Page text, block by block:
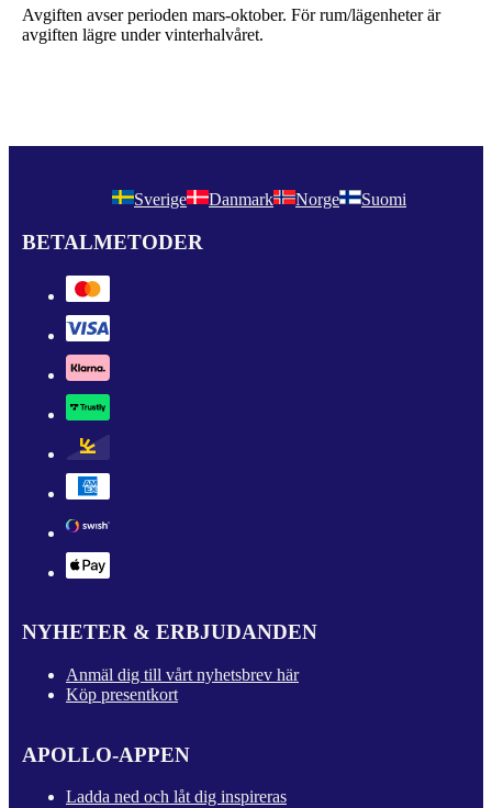
Avgiften avser perioden mars-oktober. För rum/lägenheter är
avgiften lägre under vinterhalvåret.
Sverige Danmark Norge Suomi
BETALMETODER
NYHETER & ERBJUDANDEN
Anmäl dig till vårt nyhetsbrev här
Köp presentkort
APOLLO-APPEN
Ladda ned och låt dig inspireras